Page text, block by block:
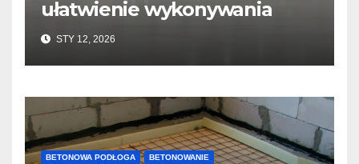
ułatwienie wykonywania
posadzek betonowych i
konstrukcji
STY 12, 2026
BETONOWA PODŁOGA BETONOWANIE